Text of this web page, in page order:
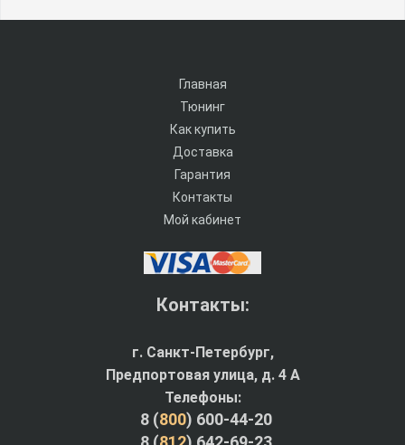
Главная
Тюнинг
Как купить
Доставка
Гарантия
Контакты
Мой кабинет
Контакты:
г. Санкт-Петербург,
Предпортовая улица, д. 4 A
Телефоны:
8 (800) 600-44-20